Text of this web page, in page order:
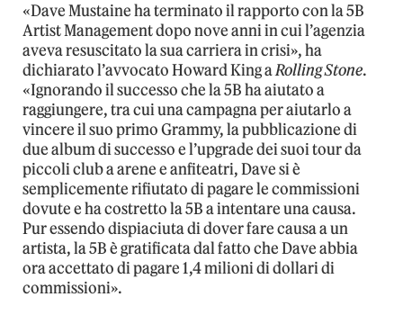
«Dave Mustaine ha terminato il rapporto con la 5B
Artist Management dopo nove anni in cui l’agenzia
aveva resuscitato la sua carriera in crisi», ha
dichiarato l’avvocato Howard King aRolling Stone.
«Ignorando il successo che la 5B ha aiutato a
raggiungere, tra cui una campagna per aiutarlo a
vincere il suo primo Grammy, la pubblicazione di
due album di successo e l’upgrade dei suoi tour da
piccoli club a arene e anfiteatri, Dave si è
semplicemente rifiutato di pagare le commissioni
dovute e ha costretto la 5B a intentare una causa.
Pur essendo dispiaciuta di dover fare causa a un
artista, la 5B è gratificata dal fatto che Dave abbia
ora accettato di pagare 1,4 milioni di dollari di
commissioni».